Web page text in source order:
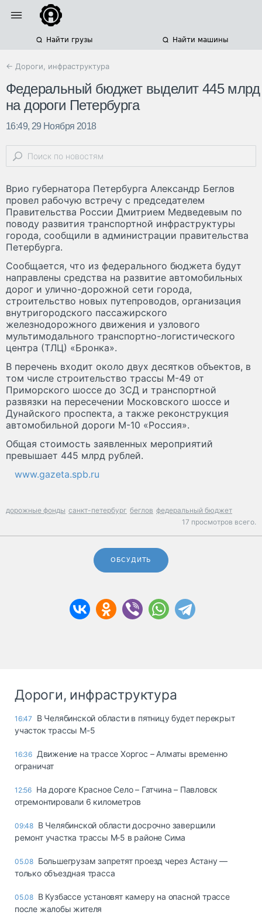
Найти грузы Найти машины
← Дороги, инфраструктура
Федеральный бюджет выделит 445 млрд
на дороги Петербурга
16:49, 29 Ноября 2018
Врио губернатора Петербурга Александр Беглов
провел рабочую встречу с председателем
Правительства России Дмитрием Медведевым по
поводу развития транспортной инфраструктуры
города, сообщили в администрации правительства
Петербурга.
Сообщается, что из федерального бюджета будут
направлены средства на развитие автомобильных
дорог и улично-дорожной сети города,
строительство новых путепроводов, организация
внутригородского пассажирского
железнодорожного движения и узлового
мультимодального транспортно-логистического
центра (ТЛЦ) «Бронка».
В перечень входит около двух десятков объектов, в
том числе строительство трассы М-49 от
Приморского шоссе до ЗСД и транспортной
развязки на пересечении Московского шоссе и
Дунайского проспекта, а также реконструкция
автомобильной дороги М-10 «Россия».
Общая стоимость заявленных мероприятий
превышает 445 млрд рублей.
www.gazeta.spb.ru
дорожные фонды санкт-петербург беглов федеральный бюджет
17 просмотров всего.
ОБСУДИТЬ
Дороги, инфраструктура
16:47
В Челябинской области в пятницу будет перекрыт
участок трассы М-5
16:36 Движение на трассе Хоргос – Алматы временно
ограничат
12:56 На дороге Красное Село – Гатчина – Павловск
отремонтировали 6 километров
09:48 В Челябинской области досрочно завершили
ремонт участка трассы М‑5 в районе Сима
05.08 Большегрузам запретят проезд через Астану —
только объездная трасса
05.08 В Кузбассе установят камеру на опасной трассе
после жалобы жителя